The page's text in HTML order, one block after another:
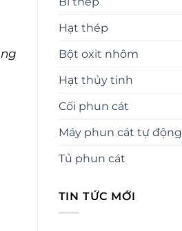
Hạt thép
Bột oxit nhôm
Hạt thủy tinh
Cối phun cát
Máy phun cát tự động
Tủ phun cát
TIN TỨC MỚI